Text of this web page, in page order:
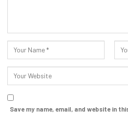
Save my name, email, and website in